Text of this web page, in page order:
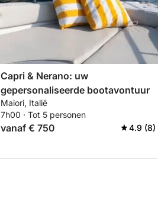
Capri & Nerano: uw
gepersonaliseerde bootavontuur
Maiori, Italië
7h00 · Tot 5 personen
vanaf € 750 4.9 (8)